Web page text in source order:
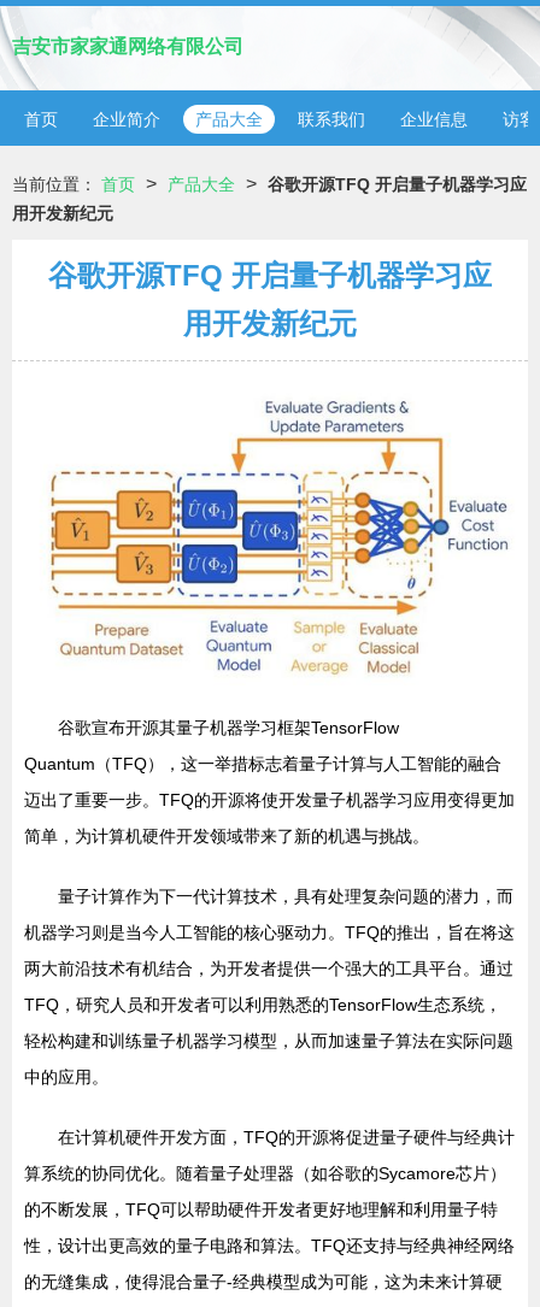
吉安市家家通网络有限公司
首页 企业简介 产品大全 联系我们 企业信息 访客
当前位置： 首页 > 产品大全 > 谷歌开源TFQ 开启量子机器学习应
用开发新纪元
谷歌开源TFQ 开启量子机器学习应
用开发新纪元
谷歌宣布开源其量子机器学习框架TensorFlow
Quantum（TFQ），这一举措标志着量子计算与人工智能的融合
迈出了重要一步。TFQ的开源将使开发量子机器学习应用变得更加
简单，为计算机硬件开发领域带来了新的机遇与挑战。
量子计算作为下一代计算技术，具有处理复杂问题的潜力，而
机器学习则是当今人工智能的核心驱动力。TFQ的推出，旨在将这
两大前沿技术有机结合，为开发者提供一个强大的工具平台。通过
TFQ，研究人员和开发者可以利用熟悉的TensorFlow生态系统，
轻松构建和训练量子机器学习模型，从而加速量子算法在实际问题
中的应用。
在计算机硬件开发方面，TFQ的开源将促进量子硬件与经典计
算系统的协同优化。随着量子处理器（如谷歌的Sycamore芯片）
的不断发展，TFQ可以帮助硬件开发者更好地理解和利用量子特
性，设计出更高效的量子电路和算法。TFQ还支持与经典神经网络
的无缝集成，使得混合量子-经典模型成为可能，这为未来计算硬